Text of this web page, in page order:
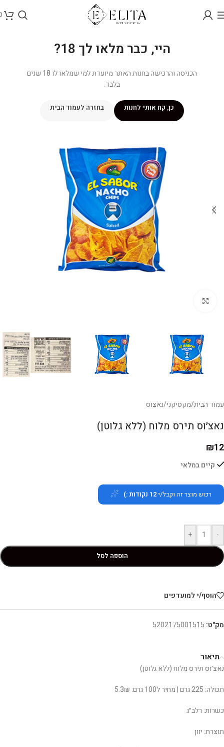
היי, כבר מלאו לך 18?
הכניסה והרכישה בחנות האתר מיועדת למי שמלאו לו 18 שנים
בלבד.
כן, קח אותי לחנות בחזרה לעמוד הבית
עמוד הבית/מקסיקני/נאצוס
נאצ׳וס תירס מלוח (ללא גלוטן)
₪12
קיים במלאי
רכוש מוצר זה וקבל/י12 נקודות :)
-
+
הוספה לסל
הוסף/י למועדפים
מק"ט: 5202175001515
תיאור
נאצ׳וס תירס מלוח (ללא גלוטן)
תכולה: 225 גרם | מחיר ל100 גרם: 5.3₪
כשרות: רלב״ג
תוצרת: יוון